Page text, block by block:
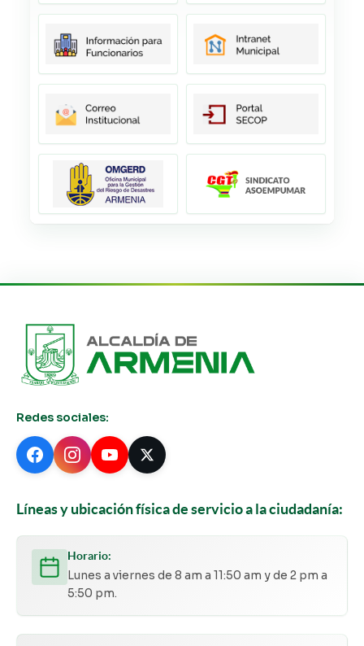
Redes sociales:
Líneas y ubicación física de servicio a la ciudadanía:
Horario:
Lunes a viernes de 8 am a 11:50 am y de 2 pm a
5:50 pm.